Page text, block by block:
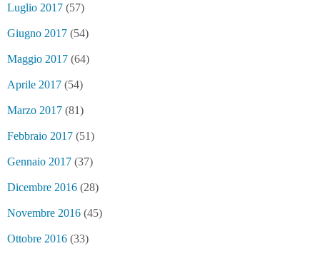
Luglio 2017 (57)
Giugno 2017 (54)
Maggio 2017 (64)
Aprile 2017 (54)
Marzo 2017 (81)
Febbraio 2017 (51)
Gennaio 2017 (37)
Dicembre 2016 (28)
Novembre 2016 (45)
Ottobre 2016 (33)